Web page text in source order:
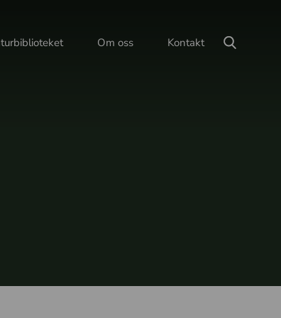
Om oss Kontakt